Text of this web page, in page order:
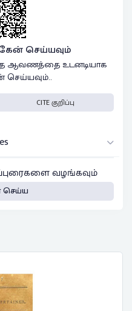
செய்யவும்
ஆவணத்தை உடனடியாக
CITE குறிப்பு
வழங்கவும்
செய்ய